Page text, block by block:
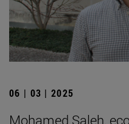
06 | 03 | 2025
Mohamed Saleh,